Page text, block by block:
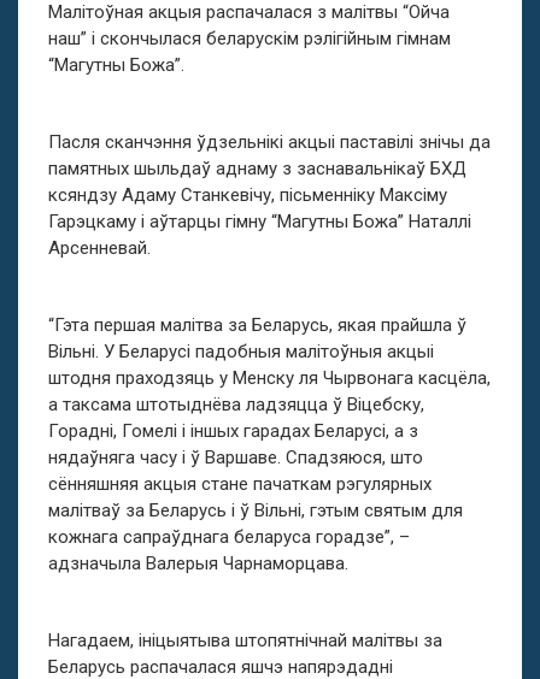
Малітоўная акцыя распачалася з малітвы “Ойча
наш” і скончылася беларускім рэлігійным гімнам
“Магутны Божа”.
Пасля сканчэння ўдзельнікі акцыі паставілі знічы да
памятных шыльдаў аднаму з заснавальнікаў БХД
ксяндзу Адаму Станкевічу, пісьменніку Максіму
Гарэцкаму і аўтарцы гімну “Магутны Божа” Наталлі
Арсенневай.
“Гэта першая малітва за Беларусь, якая прайшла ў
Вільні. У Беларусі падобныя малітоўныя акцыі
штодня праходзяць у Менску ля Чырвонага касцёла,
а таксама штотыднёва ладзяцца ў Віцебску,
Горадні, Гомелі і іншых гарадах Беларусі, а з
нядаўняга часу і ў Варшаве. Спадзяюся, што
сённяшняя акцыя стане пачаткам рэгулярных
малітваў за Беларусь і ў Вільні, гэтым святым для
кожнага сапраўднага беларуса горадзе”, –
адзначыла Валерыя Чарнаморцава.
Нагадаем, ініцыятыва штопятнічнай малітвы за
Беларусь распачалася яшчэ напярэдадні